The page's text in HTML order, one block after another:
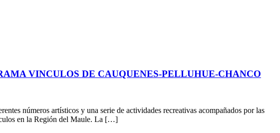
VINCULOS DE CAUQUENES-PELLUHUE-CHANCO
números artísticos y una serie de actividades recreativas acompañados por las
en la Región del Maule. La […]